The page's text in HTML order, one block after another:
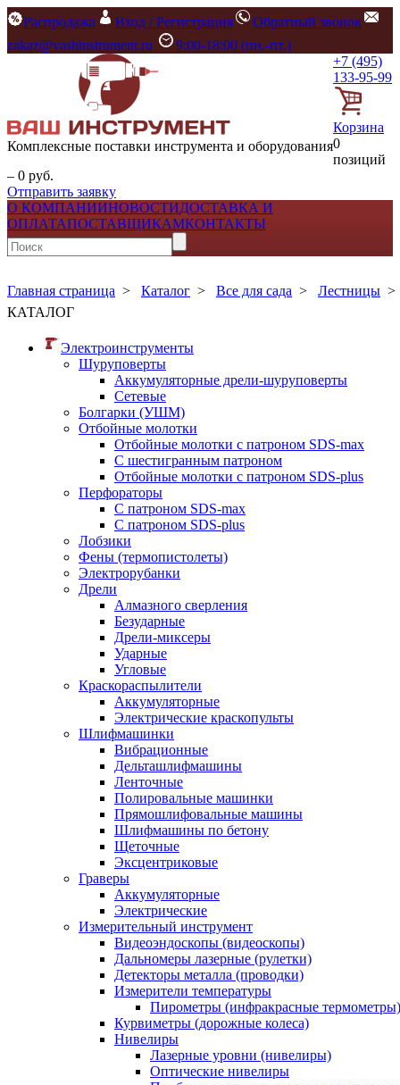
Распродажа Вход / Регистрация
Обратный звонок
zakaz@vashinstrument.ru
9:00-18:00 (пн.-пт.)
Комплексные поставки инструмента и оборудования
+7 (495)
133-95-99
Корзина
0
позиций
– 0 руб.
Отправить заявку
О КОМПАНИИНОВОСТИДОСТАВКА И
ОПЛАТАПОСТАВЩИКАМКОНТАКТЫ
Главная страница > Каталог > Все для сада > Лестницы
КАТАЛОГ
Электроинструменты
Шуруповерты
Аккумуляторные дрели-шуруповерты
Сетевые
Болгарки (УШМ)
Отбойные молотки
Отбойные молотки с патроном SDS-max
С шестигранным патроном
Отбойные молотки с патроном SDS-plus
Перфораторы
С патроном SDS-max
С патроном SDS-plus
Лобзики
Фены (термопистолеты)
Электрорубанки
Дрели
Алмазного сверления
Безударные
Дрели-миксеры
Ударные
Угловые
Краскораспылители
Аккумуляторные
Электрические краскопульты
Шлифмашинки
Вибрационные
Дельташлифмашины
Ленточные
Полировальные машинки
Прямошлифовальные машины
Шлифмашины по бетону
Щеточные
Эксцентриковые
Граверы
Аккумуляторные
Электрические
Измерительный инструмент
Видеоэндоскопы (видеоскопы)
Дальномеры лазерные (рулетки)
Детекторы металла (проводки)
Измерители температуры
Пирометры (инфракрасные термометры)
Курвиметры (дорожные колеса)
Нивелиры
Лазерные уровни (нивелиры)
Оптические нивелиры